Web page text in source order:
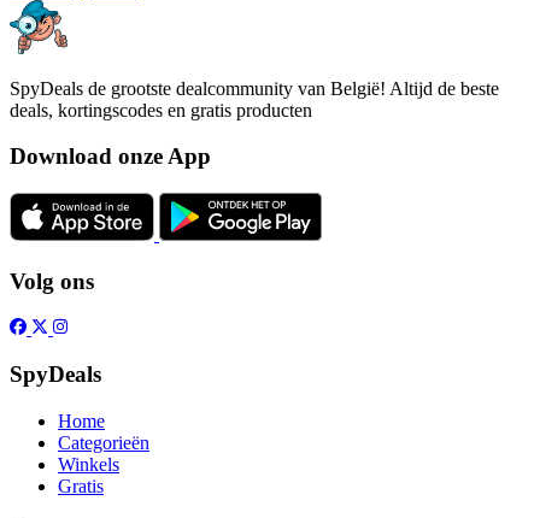
SpyDeals de grootste dealcommunity van België! Altijd de beste
deals, kortingscodes en gratis producten
Download onze App
Volg ons
SpyDeals
Home
Categorieën
Winkels
Gratis